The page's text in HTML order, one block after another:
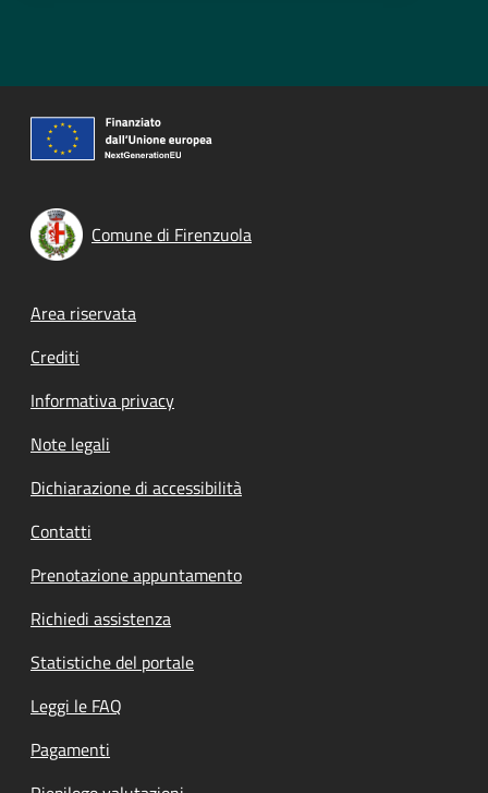
Comune di Firenzuola
Footer menu
Area riservata
Crediti
Informativa privacy
Note legali
Dichiarazione di accessibilità
Contatti
Prenotazione appuntamento
Richiedi assistenza
Statistiche del portale
Leggi le FAQ
Pagamenti